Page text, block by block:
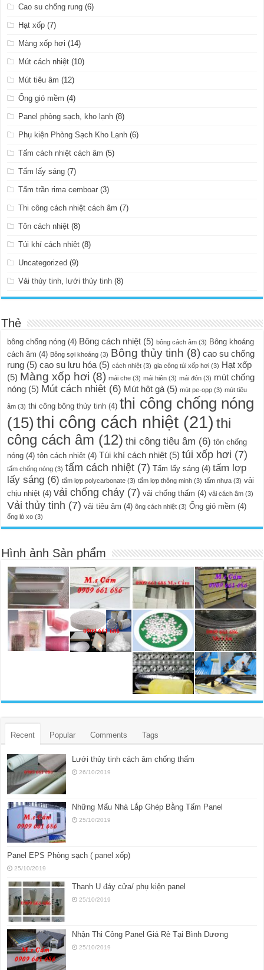
Cao su chống rung (6)
Hạt xốp (7)
Màng xốp hơi (14)
Mút cách nhiệt (10)
Mút tiêu âm (12)
Ống gió mềm (4)
Panel phòng sạch, kho lạnh (8)
Phụ kiện Phòng Sạch Kho Lạnh (6)
Tấm cách nhiệt cách âm (5)
Tấm lấy sáng (7)
Tấm trần rima cemboar (3)
Thi công cách nhiệt cách âm (7)
Tôn cách nhiệt (8)
Túi khí cách nhiệt (8)
Uncategorized (9)
Vải thủy tinh, lưới thủy tinh (8)
Thẻ
bông chống nóng (4) Bông cách nhiệt (5) bông cách âm (3) Bông khoáng
cách âm (4) Bông sợi khoáng (3) Bông thủy tinh (8) cao su chống
rung (5) cao su lưu hóa (5) cách nhiệt (3) gia công túi xốp hơi (3) Hạt xốp
(5) Màng xốp hơi (8) mái che (3) mái hiên (3) mái đón (3) mút chống
nóng (5) Mút cách nhiệt (6) Mút hột gà (5) mút pe-opp (3) mút tiêu
âm (3) thi công bông thủy tinh (4) thi công chống nóng
(15) thi công cách nhiệt (21) thi
công cách âm (12) thi công tiêu âm (6) tôn chống
nóng (4) tôn cách nhiệt (4) Túi khí cách nhiệt (5) túi xốp hơi (7)
tấm chống nóng (3) tấm cách nhiệt (7) Tấm lấy sáng (4) tấm lợp
lấy sáng (6) tấm lợp polycarbonate (3) tấm lợp thông minh (3) tấm nhựa (3) vải
chịu nhiệt (4) vải chống cháy (7) vải chống thấm (4) vải cách âm (3)
Vải thủy tinh (7) vải tiêu âm (4) ông cách nhiệt (3) Ống gió mềm (4)
ống lò xo (3)
Hình ảnh Sản phẩm
Recent Popular Comments Tags
Lưới thủy tinh cách âm chống thấm
26/10/2019
Những Mẩu Nhà Lắp Ghép Bằng Tấm Panel
25/10/2019
Panel EPS Phòng sạch ( panel xốp)
25/10/2019
Thanh U đáy cửa/ phụ kiện panel
25/10/2019
Nhận Thi Công Panel Giá Rẻ Tại Bình Dương
25/10/2019